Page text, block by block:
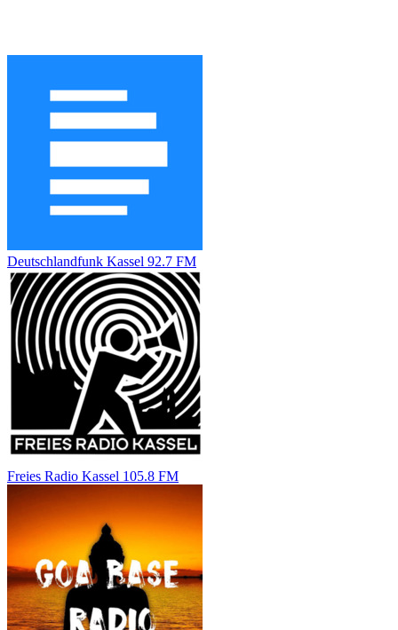
Deutschlandfunk Kassel 92.7 FM
Freies Radio Kassel 105.8 FM